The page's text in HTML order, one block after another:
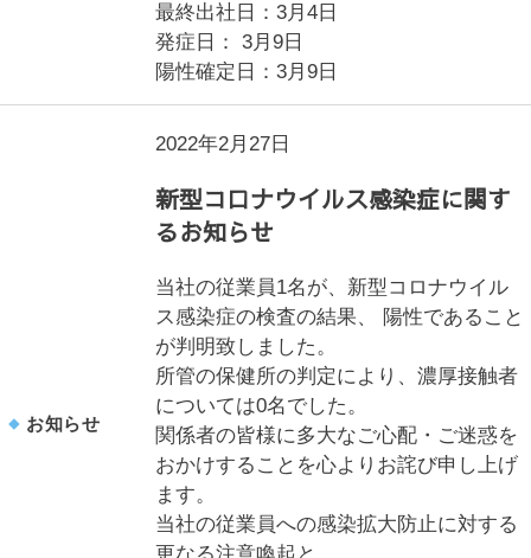
最終出社日：3月4日
発症日： 3月9日
陽性確定日：3月9日
お知らせ
2022年2月27日
新型コロナウイルス感染症に関す
るお知らせ
当社の従業員1名が、新型コロナウイル
ス感染症の検査の結果、 陽性であること
が判明致しました。
所管の保健所の判定により、濃厚接触者
については0名でした。
関係者の皆様に多大なご心配・ご迷惑を
おかけすることを心よりお詫び申し上げ
ます。
当社の従業員への感染拡大防止に対する